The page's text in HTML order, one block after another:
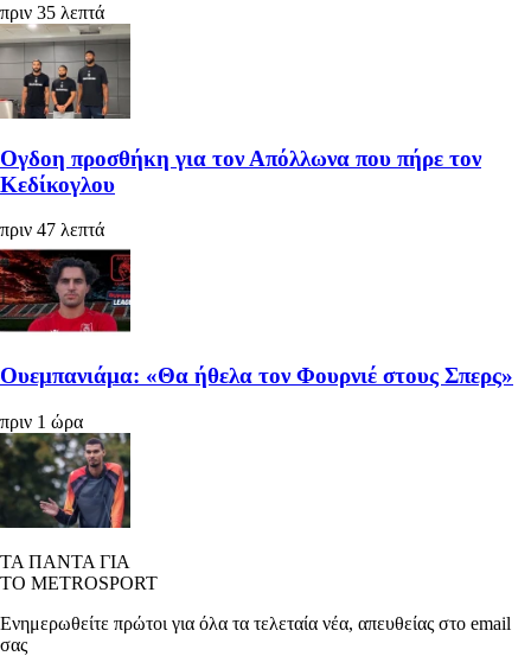
πριν 35 λεπτά
Ογδοη προσθήκη για τον Απόλλωνα που πήρε τον
Κεδίκογλου
πριν 47 λεπτά
Ουεμπανιάμα: «Θα ήθελα τον Φουρνιέ στους Σπερς»
πριν 1 ώρα
ΤΑ ΠΑΝΤΑ ΓΙΑ
ΤΟ METROSPORT
Ενημερωθείτε πρώτοι για όλα τα τελεταία νέα, απευθείας στο email
σας